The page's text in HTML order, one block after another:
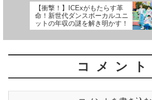
【衝撃！】ICExがもたらす革
命！新世代ダンスボーカルユニ
ットの年収の謎を解き明かす！
コメント